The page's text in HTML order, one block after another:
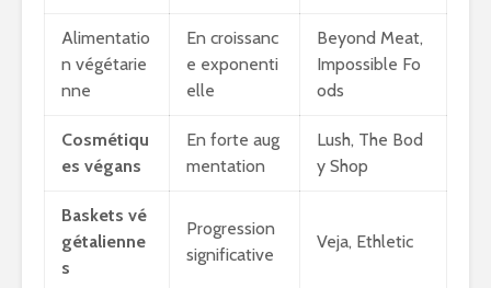
Alimentatio
n végétarie
nne
En croissanc
e exponenti
elle
Beyond Meat,
Impossible Fo
ods
Cosmétiqu
es végans
En forte aug
mentation
Lush, The Bod
y Shop
Baskets vé
gétalienne
s
Progression
significative
Veja, Ethletic